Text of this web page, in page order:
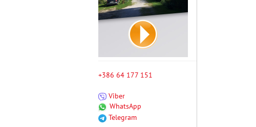
+386 64 177 151
Viber
WhatsApp
Telegram